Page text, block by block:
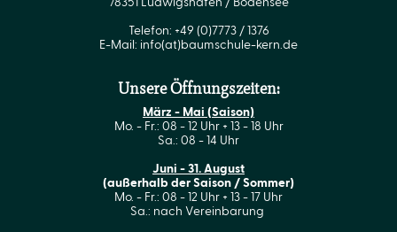
Telefon: +49 (0)7773 / 1376
E-Mail: info(at)baumschule-kern.de
Unsere Öffnungszeiten:
März - Mai (Saison)
Mo. - Fr.: 08 - 12 Uhr + 13 - 18 Uhr
Sa.: 08 - 14 Uhr
Juni - 31. August
(außerhalb der Saison / Sommer)
Mo. - Fr.: 08 - 12 Uhr + 13 - 17 Uhr
Sa.: nach Vereinbarung